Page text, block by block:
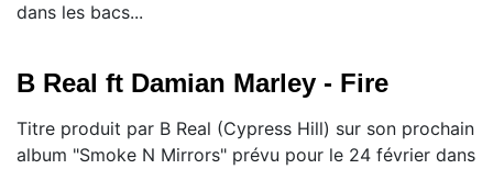
dans les bacs...
B Real ft Damian Marley - Fire
Titre produit par B Real (Cypress Hill) sur son prochain
album "Smoke N Mirrors" prévu pour le 24 février dans